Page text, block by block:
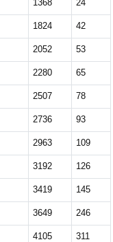
1368 24
1824 42
2052 53
2280 65
2507 78
2736 93
2963 109
3192 126
3419 145
3649 246
4105 311